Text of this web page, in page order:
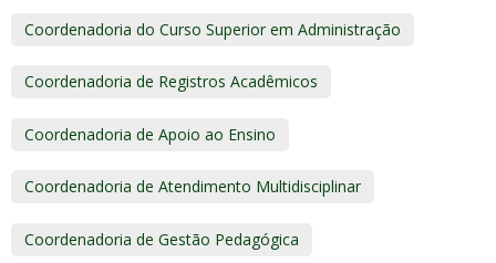
Coordenadoria do Curso Superior em Administração
Coordenadoria de Registros Acadêmicos
Coordenadoria de Apoio ao Ensino
Coordenadoria de Atendimento Multidisciplinar
Coordenadoria de Gestão Pedagógica